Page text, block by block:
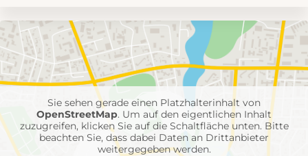
Umgebungskarte
mit
Feuerwehr-
Einheiten
Sie sehen gerade einen Platzhalterinhalt von
OpenStreetMap. Um auf den eigentlichen Inhalt
zuzugreifen, klicken Sie auf die Schaltfläche unten. Bitte
beachten Sie, dass dabei Daten an Drittanbieter
weitergegeben werden.